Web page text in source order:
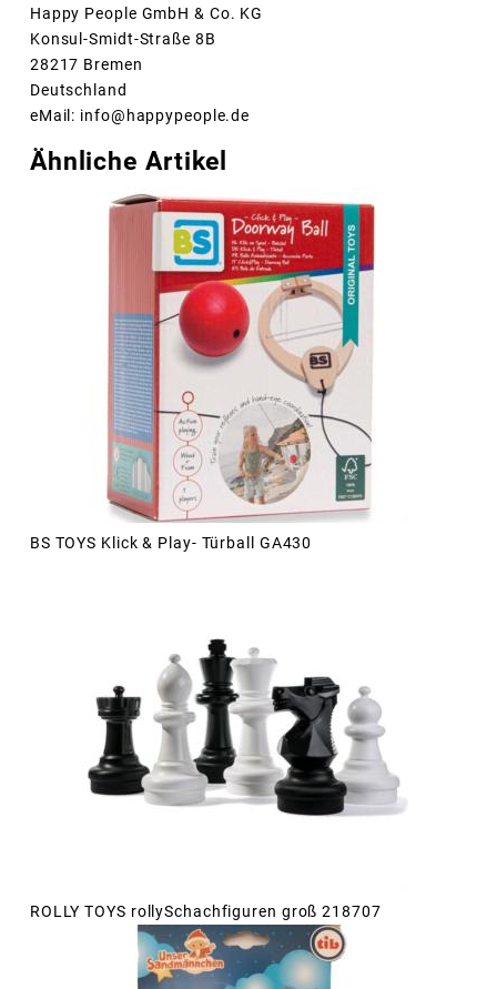
Happy People GmbH & Co. KG
Konsul-Smidt-Straße 8B
28217 Bremen
Deutschland
eMail: info@happypeople.de
Ähnliche Artikel
BS TOYS Klick & Play- Türball GA430
ROLLY TOYS rollySchachfiguren groß 218707